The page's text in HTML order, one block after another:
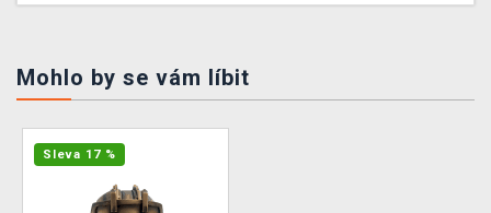
Mohlo by se vám líbit
Sleva 17 %